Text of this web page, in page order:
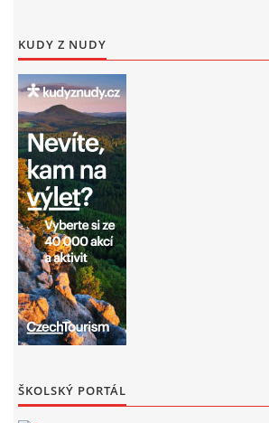
KUDY Z NUDY
ŠKOLSKÝ PORTÁL